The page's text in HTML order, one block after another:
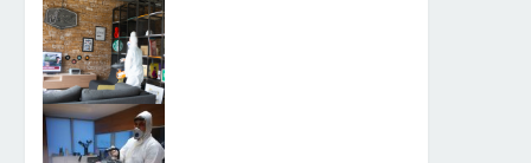
sağlama işlemine verilen isimdir.
Dezenfektan ise bu amaçla kullanılan
kimyasal ilaçlara verilen isimdir. Bizler
İstanbul Fuare İlaçlama olarak sizlere
dezenfekte ilaçlama ile ilgili hizmet
sunmaktayız. Dezenfekte ilaçlamaya
en çok yaşam alanlarınızda, iş